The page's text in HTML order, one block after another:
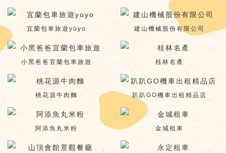
宜蘭包車旅遊yoyo 建山機械股份有限公司
小黑爸爸宜蘭包車旅遊 桂林名產
桃花源牛肉麵 趴趴GO機車出租精品店
阿添魚丸米粉 金城租車